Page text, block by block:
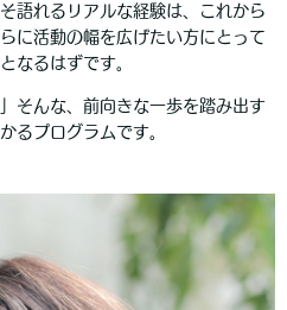
語れるリアルな経験は、これから
に活動の幅を広げたい方にとって
なるはずです。
そんな、前向きな一歩を踏み出す
るプログラムです。